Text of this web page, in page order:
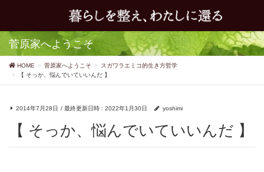
菅原家へようこそ
HOME 菅原家へようこそ
スガワラエミコ的生き方哲学
【 そっか、悩んでいていいんだ 】
2014年7月28日 / 最終更新日時 : 2022年1月30日 yoshimi
【 そっか、悩んでいていいんだ 】